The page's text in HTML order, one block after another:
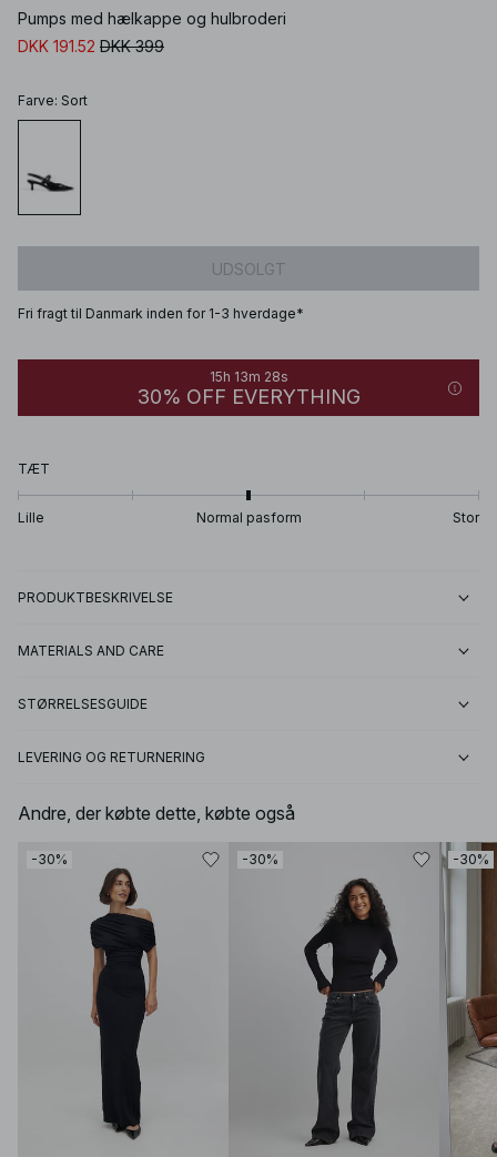
Pumps med hælkappe og hulbroderi
DKK 191.52 DKK 399
Farve: Sort
UDSOLGT
Fri fragt til Danmark inden for 1-3 hverdage*
15h 13m 28s
30% OFF EVERYTHING
TÆT
Lille Normal pasform Stor
PRODUKTBESKRIVELSE
MATERIALS AND CARE
STØRRELSESGUIDE
LEVERING OG RETURNERING
Andre, der købte dette, købte også
-30% -30% -30%